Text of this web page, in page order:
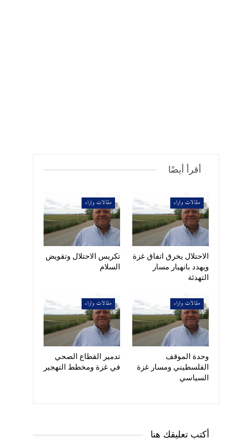
أقرأ أيضًا
مقالات واراء
الاحتلال يخرق اتفاق غزة
ويهدد بانهيار مسار
التهدئة
مقالات واراء
تكريس الاحتلال وتقويض
السلام
مقالات واراء
وحدة الموقف
الفلسطيني ومسار غزة
السياسي
مقالات واراء
تدمير القطاع الصحي
في غزة ومخطط التهجير
أكتب تعليقك هنا